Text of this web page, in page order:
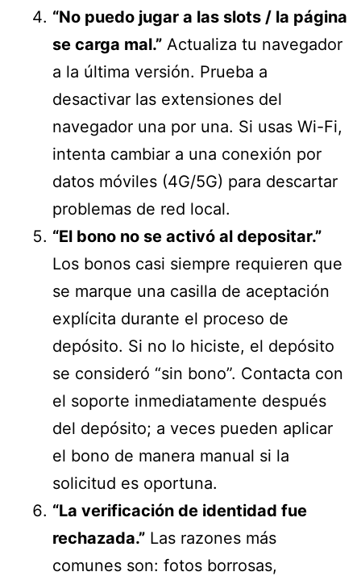
“No puedo jugar a las slots / la página
se carga mal.” Actualiza tu navegador
a la última versión. Prueba a
desactivar las extensiones del
navegador una por una. Si usas Wi-Fi,
intenta cambiar a una conexión por
datos móviles (4G/5G) para descartar
problemas de red local.
“El bono no se activó al depositar.”
Los bonos casi siempre requieren que
se marque una casilla de aceptación
explícita durante el proceso de
depósito. Si no lo hiciste, el depósito
se consideró “sin bono”. Contacta con
el soporte inmediatamente después
del depósito; a veces pueden aplicar
el bono de manera manual si la
solicitud es oportuna.
“La verificación de identidad fue
rechazada.” Las razones más
comunes son: fotos borrosas,